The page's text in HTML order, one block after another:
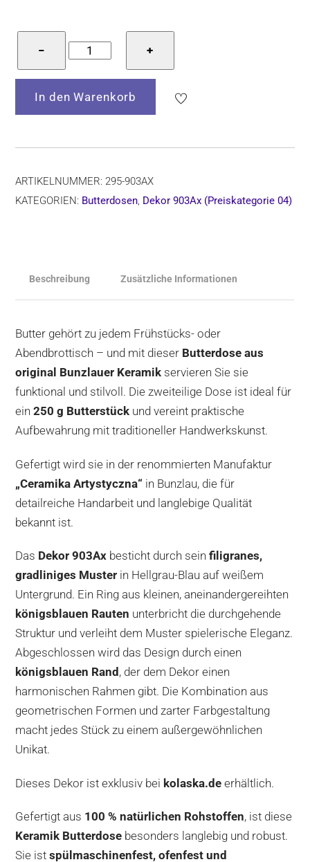
−
Butterdose
aus
Bunzlauer
Keramik
–
Dekor
903Ax,
g
+
In den Warenkorb
ARTIKELNUMMER:295-903AX
KATEGORIEN: Butterdosen, Dekor 903Ax (Preiskategorie 04)
Beschreibung Zusätzliche Informationen
Butter gehört zu jedem Frühstücks- oder
Abendbrottisch – und mit dieser Butterdose aus
original Bunzlauer Keramik servieren Sie sie
funktional und stilvoll. Die zweiteilige Dose ist ideal für
ein250 g Butterstück und vereint praktische
Aufbewahrung mit traditioneller Handwerkskunst.
Gefertigt wird sie in der renommierten Manufaktur
„Ceramika Artystyczna“ in Bunzlau, die für
detailreiche Handarbeit und langlebige Qualität
bekannt ist.
Das Dekor 903Ax besticht durch seinfiligranes,
gradliniges Muster in Hellgrau-Blau auf weißem
Untergrund. Ein Ring aus kleinen, aneinandergereihten
königsblauen Rauten unterbricht die durchgehende
Struktur und verleiht dem Muster spielerische Eleganz.
Abgeschlossen wird das Design durch einen
königsblauen Rand , der dem Dekor einen
harmonischen Rahmen gibt. Die Kombination aus
geometrischen Formen und zarter Farbgestaltung
macht jedes Stück zu einem außergewöhnlichen
Unikat.
Dieses Dekor ist exklusiv bei kolaska.de erhältlich.
Gefertigt aus 100 % natürlichen Rohstoffen, ist diese
Keramik Butterdose besonders langlebig und robust.
Sie istspülmaschinenfest, ofenfest und